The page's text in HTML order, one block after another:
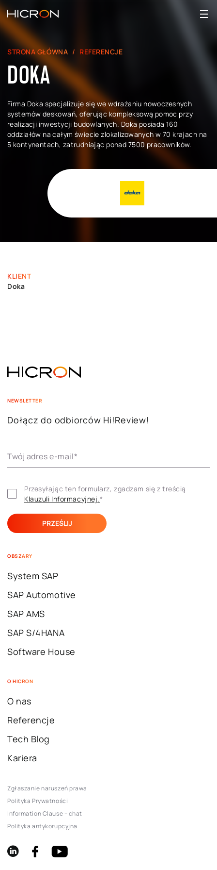
STRONA GŁÓWNA REFERENCJE
DOKA
Firma Doka specjalizuje się we wdrażaniu nowoczesnych
systemów deskowań, oferując kompleksową pomoc przy
realizacji inwestycji budowlanych. Doka posiada 160
oddziałów na całym świecie zlokalizowanych w 70 krajach na
5 kontynentach, zatrudniając ponad 7500 pracowników.
KLIENT
Doka
NEWSLETTER
Dołącz do odbiorców Hi!Review!
Twój adres e-mail*
Klauzuli ​​Informacyjnej.*
OBSZARY
System SAP
SAP Automotive
SAP AMS
SAP S/4HANA
Software House
O HICRON
O nas
Referencje
Tech Blog
Kariera
Zgłaszanie naruszeń prawa
Polityka Prywatności
Information Clause – chat
Polityka antykorupcyjna